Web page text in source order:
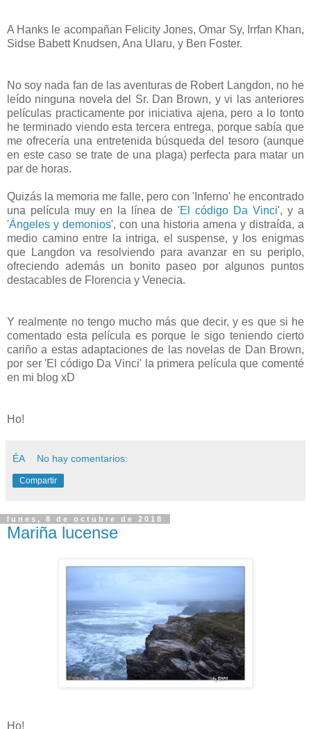
A Hanks le acompañan Felicity Jones, Omar Sy, Irrfan Khan,
Sidse Babett Knudsen, Ana Ularu, y Ben Foster.
No soy nada fan de las aventuras de Robert Langdon, no he
leído ninguna novela del Sr. Dan Brown, y vi las anteriores
películas practicamente por iniciativa ajena, pero a lo tonto
he terminado viendo esta tercera entrega, porque sabía que
me ofrecería una entretenida búsqueda del tesoro (aunque
en este caso se trate de una plaga) perfecta para matar un
par de horas.
Quizás la memoria me falle, pero con 'Inferno' he encontrado
una película muy en la línea de 'El código Da Vinci', y a
'Ángeles y demonios', con una historia amena y distraída, a
medio camino entre la intriga, el suspense, y los enigmas
que Langdon va resolviendo para avanzar en su periplo,
ofreciendo además un bonito paseo por algunos puntos
destacables de Florencia y Venecia.
Y realmente no tengo mucho más que decir, y es que si he
comentado esta película es porque le sigo teniendo cierto
cariño a estas adaptaciones de las novelas de Dan Brown,
por ser 'El código Da Vinci' la primera película que comenté
en mi blog xD
Ho!
ÉA No hay comentarios:
Compartir
lunes, 8 de octubre de 2018
Mariña lucense
Ho!